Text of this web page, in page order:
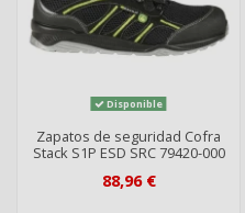
Disponible
Zapatos de seguridad Cofra
Stack S1P ESD SRC 79420-000
88,96 €